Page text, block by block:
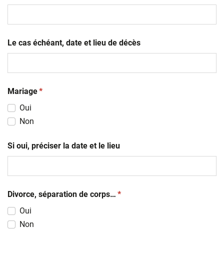
MM
Le cas échéant, date et lieu de décès
Mariage(obligatoire)
*
Oui
Non
Si oui, préciser la date et le lieu
Divorce, séparation de corps… (obligatoire)
*
Oui
Non